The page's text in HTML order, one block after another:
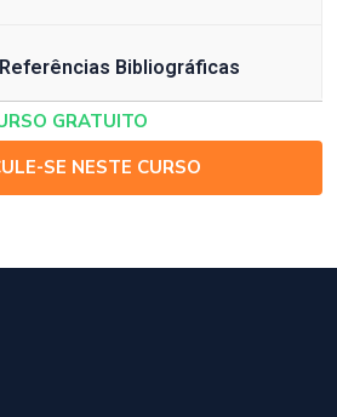
Bibliográficas
GRATUITO
SE NESTE CURSO